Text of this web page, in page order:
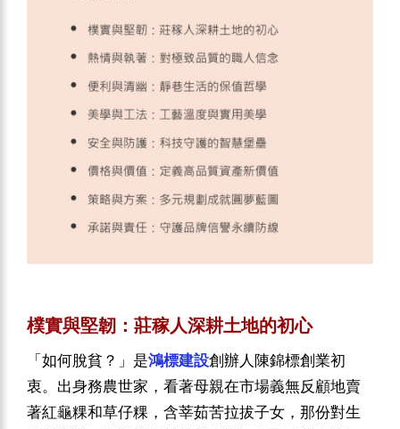
樸實與堅韌：莊稼人深耕土地的初心
「如何脫貧？」是鴻標建設創辦人陳錦標創業初
衷。出身務農世家，看著母親在市場義無反顧地賣
著紅龜粿和草仔粿，含莘茹苦拉拔子女，那份對生